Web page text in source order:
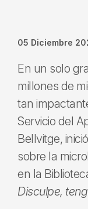
05 Diciembre
En un solo
millones de
tan
Servicio del
Bellvitge,
sobre la
en la
Disculpe,